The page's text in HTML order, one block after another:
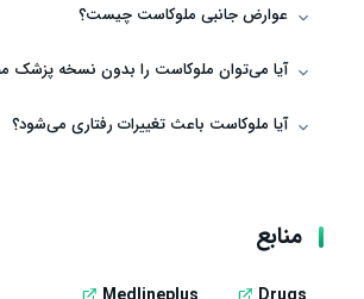
عوارض جانبی ملوکاست چیست؟
آیا می‌توان ملوکاست را بدون نسخه پزشک
آیا ملوکاست باعث تغییرات رفتاری می‌شود؟
منابع